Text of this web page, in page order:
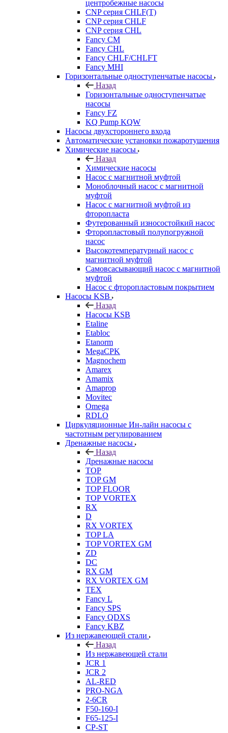
центробежные насосы
CNP серия CHLF(T)
CNP серия CHLF
CNP серия CHL
Fancy CM
Fancy CHL
Fancy CHLF/CHLFT
Fancy MHI
Горизонтальные одноступенчатые насосы
Назад
Горизонтальные одноступенчатые
насосы
Fancy FZ
KQ Pump KQW
Насосы двухстороннего входа
Автоматические установки пожаротушения
Химические насосы
Назад
Химические насосы
Насос с магнитной муфтой
Моноблочный насос с магнитной
муфтой
Насос с магнитной муфтой из
фторопласта
Футерованный износостойкий насос
Фторопластовый полупогружной
насос
Высокотемпературный насос с
магнитной муфтой
Самовсасывающий насос с магнитной
муфтой
Насос с фторопластовым покрытием
Насосы KSB
Назад
Насосы KSB
Etaline
Etabloc
Etanorm
MegaCPK
Magnochem
Amarex
Amamix
Amaprop
Movitec
Omega
RDLO
Циркуляционные Ин-лайн насосы с
частотным регулированием
Дренажные насосы
Назад
Дренажные насосы
TOP
TOP GM
TOP FLOOR
TOP VORTEX
RX
D
RX VORTEX
TOP LA
TOP VORTEX GM
ZD
DC
RX GM
RX VORTEX GM
TEX
Fancy L
Fancy SPS
Fancy QDXS
Fancy KBZ
Из нержавеющей стали
Назад
Из нержавеющей стали
JCR 1
JCR 2
AL-RED
PRO-NGA
2-6CR
F50-160-I
F65-125-I
CP-ST